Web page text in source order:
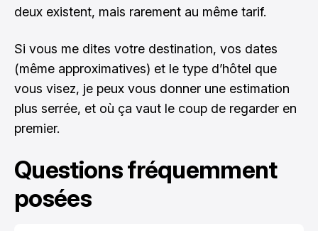
deux existent, mais rarement au même tarif.
Si vous me dites votre destination, vos dates
(même approximatives) et le type d’hôtel que
vous visez, je peux vous donner une estimation
plus serrée, et où ça vaut le coup de regarder en
premier.
Questions fréquemment
posées